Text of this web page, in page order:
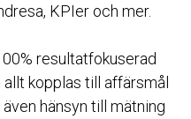
KPIer och mer.
resultatfokuserad
kopplas till affärsmål
hänsyn till mätning